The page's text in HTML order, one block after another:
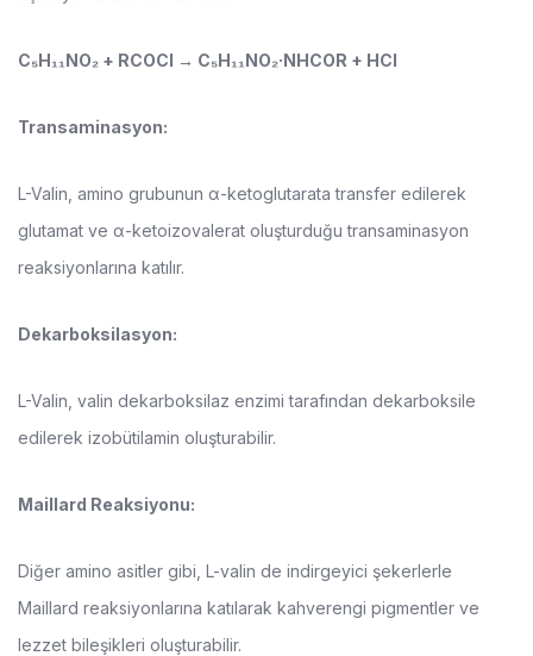
C₅H₁₁NO₂ + RCOCl → C₅H₁₁NO₂·NHCOR + HCl
Transaminasyon:
L-Valin, amino grubunun α-ketoglutarata transfer edilerek
glutamat ve α-ketoizovalerat oluşturduğu transaminasyon
reaksiyonlarına katılır.
Dekarboksilasyon:
L-Valin, valin dekarboksilaz enzimi tarafından dekarboksile
edilerek izobütilamin oluşturabilir.
Maillard Reaksiyonu:
Diğer amino asitler gibi, L-valin de indirgeyici şekerlerle
Maillard reaksiyonlarına katılarak kahverengi pigmentler ve
lezzet bileşikleri oluşturabilir.